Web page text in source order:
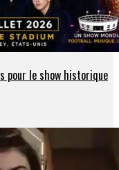
pour le show historique